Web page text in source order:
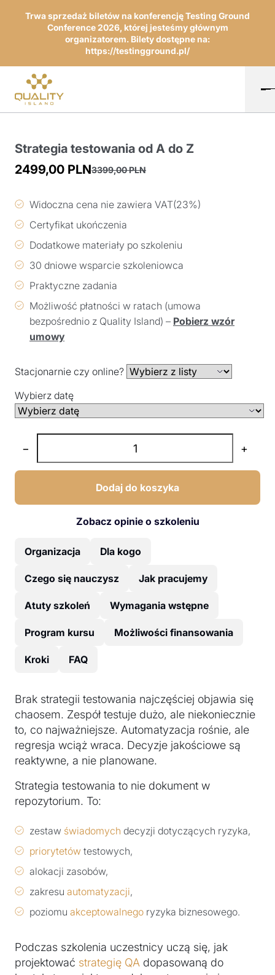
Trwa sprzedaż biletów na konferencję Testing Ground
Conference 2026, której jesteśmy głównym
organizatorem. Bilety dostępne na:
https://testingground.pl/
Strategia testowania od A do Z
3399,00PLN
cena
3399,00 PLN.
2499,00 PLN
cena
2499,00 PLN.
Widoczna cena nie zawiera VAT(23%)
Certyfikat ukończenia
Dodatkowe materiały po szkoleniu
30 dniowe wsparcie szkoleniowca
Praktyczne zadania
Możliwość płatności w ratach (umowa
bezpośrednio z Quality Island) – Pobierz wzór
umowy
Stacjonarnie czy online?
Wybierz datę
− +
Dodaj do koszyka
Zobacz opinie o szkoleniu
Organizacja Dla kogo
Czego się nauczysz Jak pracujemy
Atuty szkoleń Wymagania wstępne
Program kursu Możliwości finansowania
Kroki FAQ
Brak strategii testowania najczęściej objawia się
chaosem. Zespół testuje dużo, ale niekoniecznie
to, co najważniejsze. Automatyzacja rośnie, ale
regresja wciąż wraca. Decyzje jakościowe są
reaktywne, a nie planowane.
Strategia testowania to nie dokument w
repozytorium. To:
zestaw świadomych decyzji dotyczących ryzyka,
priorytetów testowych,
alokacji zasobów,
zakresu automatyzacji,
poziomu akceptowalnego ryzyka biznesowego.
Podczas szkolenia uczestnicy uczą się, jak
projektować strategię QA dopasowaną do